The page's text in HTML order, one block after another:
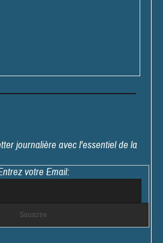
journalière avec l'essentiel de la
votre Email: